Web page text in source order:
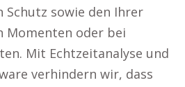
Schutz sowie den Ihrer
Momenten oder bei
Mit Echtzeitanalyse und
verhindern wir, dass